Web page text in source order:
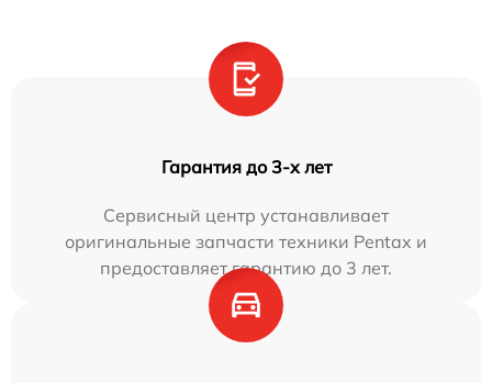
Гарантия до 3-х лет
Сервисный центр устанавливает
оригинальные запчасти техники Pentax и
предоставляет гарантию до 3 лет.